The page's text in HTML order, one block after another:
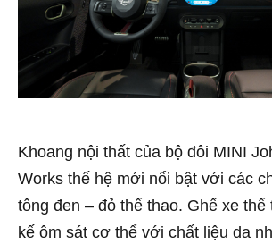
Khoang nội thất của bộ đôi MINI
Works thế hệ mới nổi bật với các
tông đen – đỏ thể thao. Ghế xe
kế ôm sát cơ thể với chất liệu da